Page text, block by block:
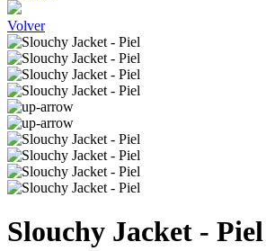
Volver
Slouchy Jacket - Piel